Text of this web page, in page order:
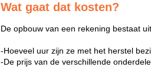
Wat gaat dat kosten?
De opbouw van een rekening bestaat
-Hoeveel uur zijn ze met het herstel
-De prijs van de verschillende